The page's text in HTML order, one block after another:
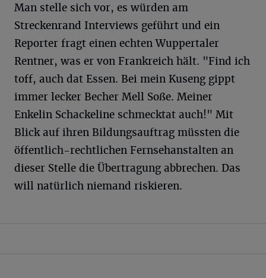
Man stelle sich vor, es würden am
Streckenrand Interviews geführt und ein
Reporter fragt einen echten Wuppertaler
Rentner, was er von Frankreich hält. "Find ich
toff, auch dat Essen. Bei mein Kuseng gippt
immer lecker Becher Mell Soße. Meiner
Enkelin Schackeline schmecktat auch!" Mit
Blick auf ihren Bildungsauftrag müssten die
öffentlich-rechtlichen Fernsehanstalten an
dieser Stelle die Übertragung abbrechen. Das
will natürlich niemand riskieren.